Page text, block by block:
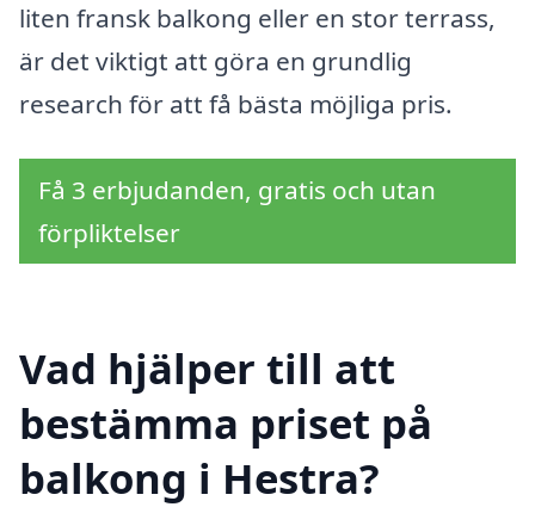
liten fransk balkong eller en stor terrass,
är det viktigt att göra en grundlig
research för att få bästa möjliga pris.
Få 3 erbjudanden, gratis och utan
förpliktelser
Vad hjälper till att
bestämma priset på
balkong i Hestra?